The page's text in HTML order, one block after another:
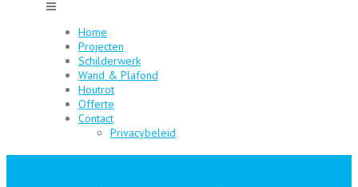
Home
Projecten
Schilderwerk
Wand & Plafond
Houtrot
Offerte
Contact
Privacybeleid